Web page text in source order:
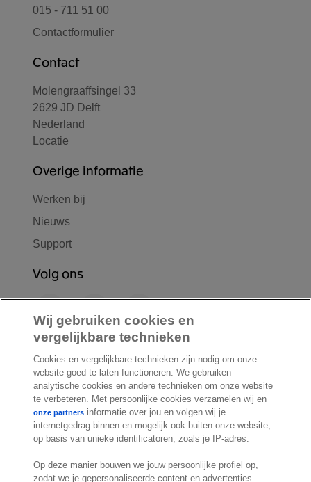
015 - 711 51 00
Contactformulier
Contact
Molengraaffsingel 33
2629 JD Delft
Nederland
Locatie
Overige informatie
Werken bij
Nieuws
Support
Volg ons
F
a
c
o
o
k
L
i
n
d
I
n
Y
o
u
u
b
e
n
s
t
a
g
r
a
m
S
p
o
t
i
f
y
© Exact 2026
Cookie statement
Wij gebruiken cookies en
vergelijkbare technieken
Cookies en vergelijkbare technieken zijn nodig om onze
website goed te laten functioneren. We gebruiken
analytische cookies en andere technieken om onze website
te verbeteren. Met persoonlijke cookies verzamelen wij en
onze partners informatie over jou en volgen wij je
internetgedrag binnen en mogelijk ook buiten onze website,
op basis van unieke identificatoren, zoals je IP-adres.
Op deze manier bouwen we jouw persoonlijke profiel op,
zodat we je gepersonaliseerde content en advertenties